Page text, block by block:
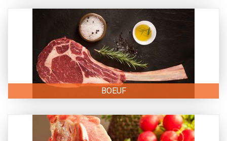
BOEUF